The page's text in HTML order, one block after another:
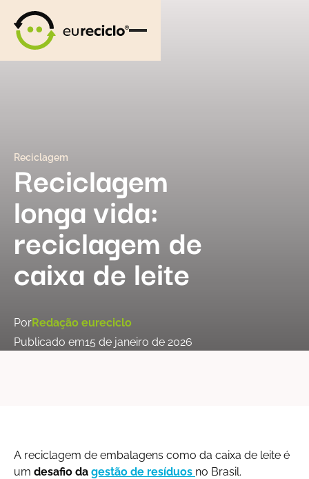
Reciclagem
Reciclagem
longa vida:
reciclagem de
caixa de leite
PorRedação eureciclo
Publicado em15 de janeiro de 2026
A reciclagem de embalagens como da caixa de leite é
um desafio da gestão de resíduos no Brasil.